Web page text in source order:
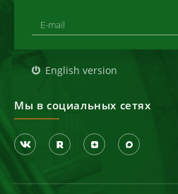
English version
Мы в социальных сетях